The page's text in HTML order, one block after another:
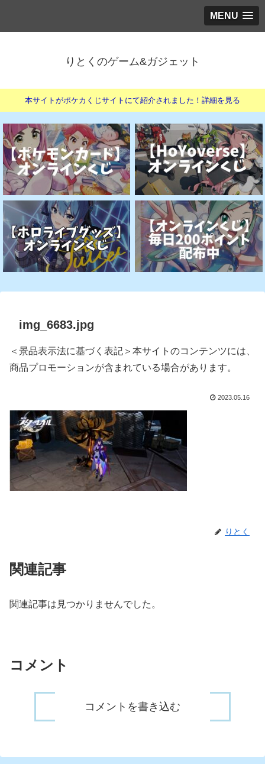
MENU
りとくのゲーム&ガジェット
本サイトがポケカくじサイトにて紹介されました！詳細を見る
img_6683.jpg
＜景品表示法に基づく表記＞本サイトのコンテンツには、
商品プロモーションが含まれている場合があります。
2023.05.16
りとく
関連記事
関連記事は見つかりませんでした。
コメント
コメントを書き込む